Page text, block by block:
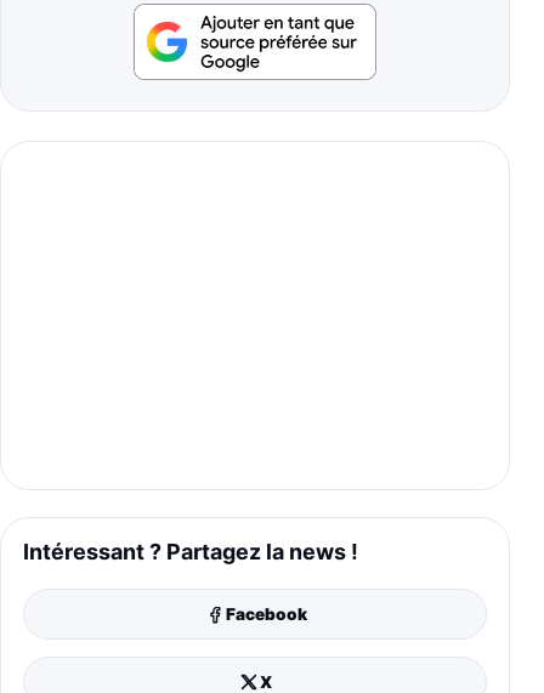
Intéressant ? Partagez la news !
Facebook
X